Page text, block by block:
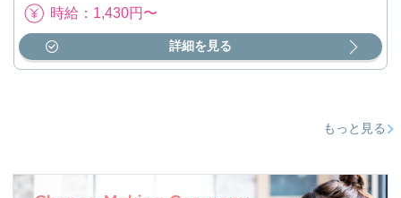
時給：1,430円〜
詳細を見る
もっと見る